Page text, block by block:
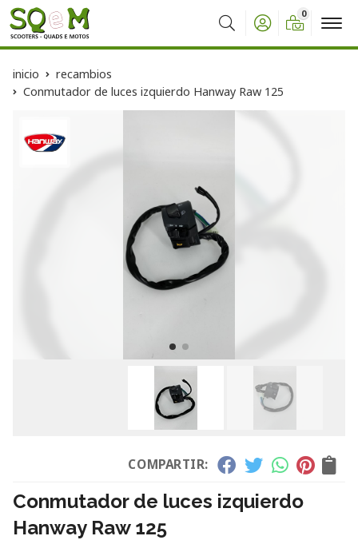
Buscar
0
inicio
recambios
Conmutador de luces izquierdo Hanway Raw 125
COMPARTIR:
Conmutador de luces izquierdo
Hanway Raw 125